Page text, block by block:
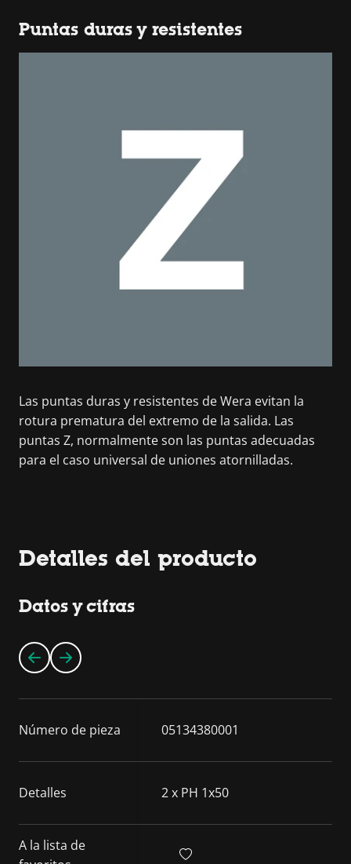
Puntas duras y resistentes
Las puntas duras y resistentes de Wera evitan la
rotura prematura del extremo de la salida. Las
puntas Z, normalmente son las puntas adecuadas
para el caso universal de uniones atornilladas.
Detalles del producto
Datos y cifras
Número de pieza 05134380001
Detalles 2 x PH 1x50
A la lista de